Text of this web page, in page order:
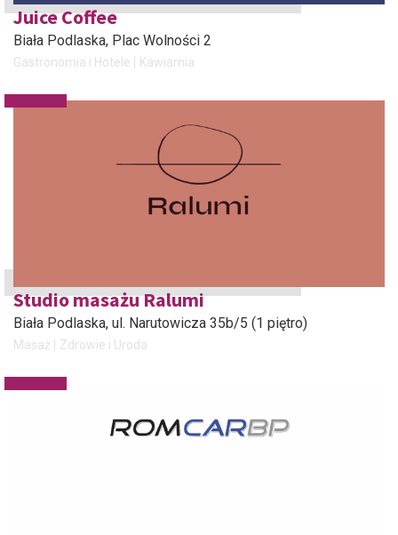
Juice Coffee
Biała Podlaska, Plac Wolności 2
Gastronomia i Hotele Kawiarnia
Studio masażu Ralumi
Biała Podlaska, ul. Narutowicza 35b/5 (1 piętro)
Masaż Zdrowie i Uroda